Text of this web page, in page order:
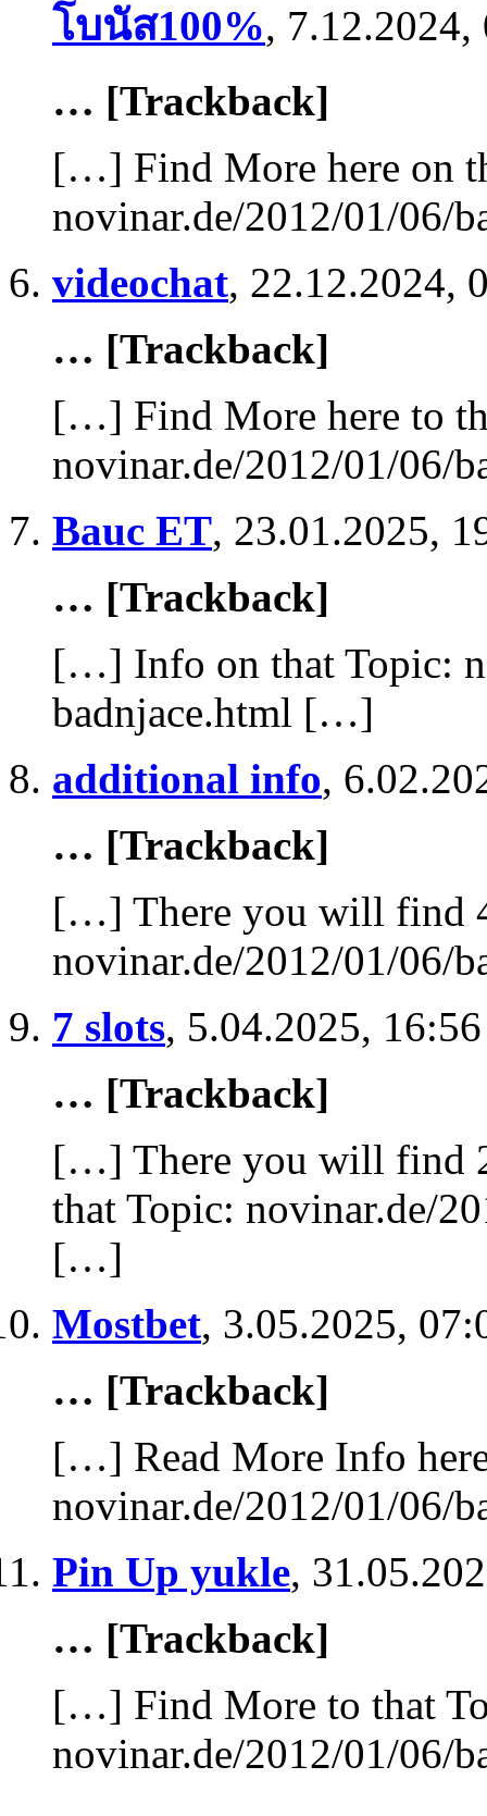
โบนัส100%, 7.12.2024,
… [Trackback]
[…] Find More here on
novinar.de/2012/01/06/
videochat, 22.12.2024,
… [Trackback]
[…] Find More here to
novinar.de/2012/01/06/
Bauc ET, 23.01.2025,
… [Trackback]
[…] Info on that Topic:
badnjace.html […]
additional info,
… [Trackback]
[…] There you will find
novinar.de/2012/01/06/
7 slots, 5.04.2025, 16:56
… [Trackback]
[…] There you will find
that Topic: novinar.de/
[…]
Mostbet, 3.05.2025,
… [Trackback]
[…] Read More Info
novinar.de/2012/01/06/
Pin Up yukle,
… [Trackback]
[…] Find More to that
novinar.de/2012/01/06/